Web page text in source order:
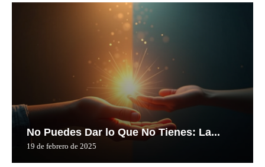
No Puedes Dar lo Que No Tienes: La...
19 de febrero de 2025